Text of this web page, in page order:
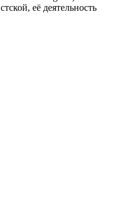
её деятельность